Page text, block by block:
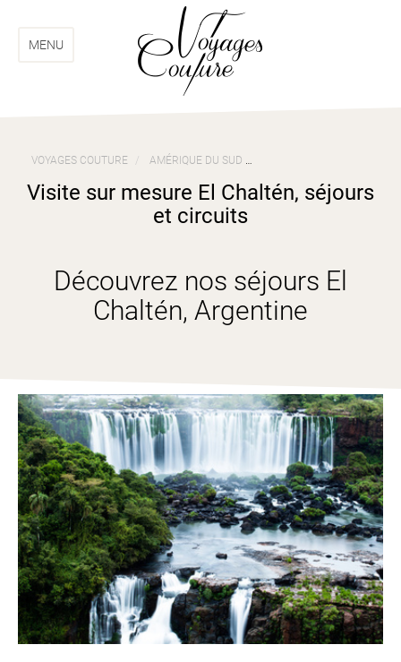
menu
contenuMENU
VOYAGES COUTURE AMÉRIQUE DU SUD
Visite sur mesure El Chaltén, séjours
et circuits
Découvrez nos séjours El
Chaltén, Argentine